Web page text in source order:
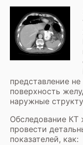
представление
поверхность
наружные
Обследование КТ
провести
показателей, как: